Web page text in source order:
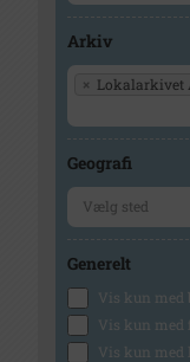
Arkiv
× Lokalarkivet
Geografi
Generelt
Vis kun med
Vis kun
Vis kun